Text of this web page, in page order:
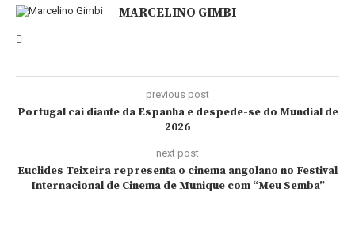
MARCELINO GIMBI
previous post
Portugal cai diante da Espanha e despede-se do Mundial de
2026
next post
Euclides Teixeira representa o cinema angolano no Festival
Internacional de Cinema de Munique com “Meu Semba”